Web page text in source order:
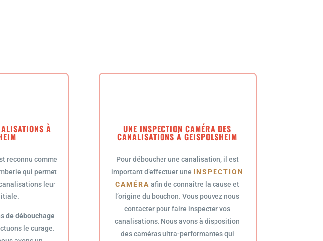
À
reconnu comme
qui permet
leur
de débouchage
le curage.
UNE INSPECTION CAMÉRA DES
CANALISATIONS À GEISPOLSHEIM
Pour déboucher une canalisation, il est
important d’effectuer une INSPECTION
CAMÉRA afin de connaître la cause et
l’origine du bouchon. Vous pouvez nous
contacter pour faire inspecter vos
canalisations. Nous avons à disposition
des caméras ultra-performantes qui